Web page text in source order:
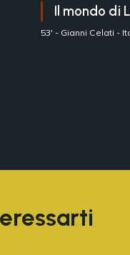
Il mondo di
53' - Gianni Celati -